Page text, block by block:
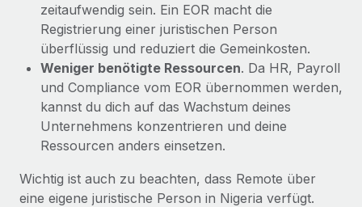
zeitaufwendig sein. Ein EOR macht die
Registrierung einer juristischen Person
überflüssig und reduziert die Gemeinkosten.
Weniger benötigte Ressourcen. Da HR, Payroll
und Compliance vom EOR übernommen werden,
kannst du dich auf das Wachstum deines
Unternehmens konzentrieren und deine
Ressourcen anders einsetzen.
Wichtig ist auch zu beachten, dass Remote über
eine eigene juristische Person in Nigeria verfügt.